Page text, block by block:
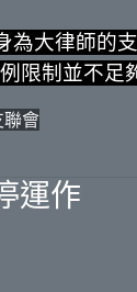
為大律師的
限制並不足
聯會
運作